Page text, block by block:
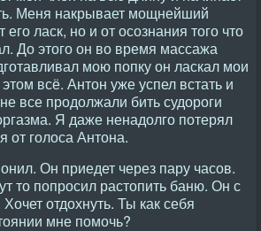
Меня накрывает мощнейший
его ласк, но и от осознания того что
До этого он во время массажа
мою попку он ласкал мои
всё. Антон уже успел встать и
все продолжали бить судороги
Я даже ненадолго потерял
от голоса Антона.
Он приедет через пару часов.
то попросил растопить баню. Он с
отдохнуть. Ты как себя
мне помочь?